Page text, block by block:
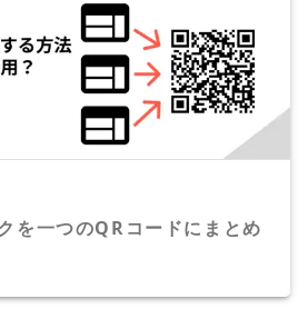
を一つのQRコードにまとめ